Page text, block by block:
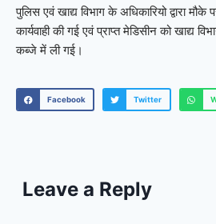
पुलिस एवं खाद्य विभाग के अधिकारियो द्वारा
कार्यवाही की गई एवं प्राप्त मेडिसीन को खाद्य
कब्जे में ली गई।
Facebook Twitter
Leave a Reply